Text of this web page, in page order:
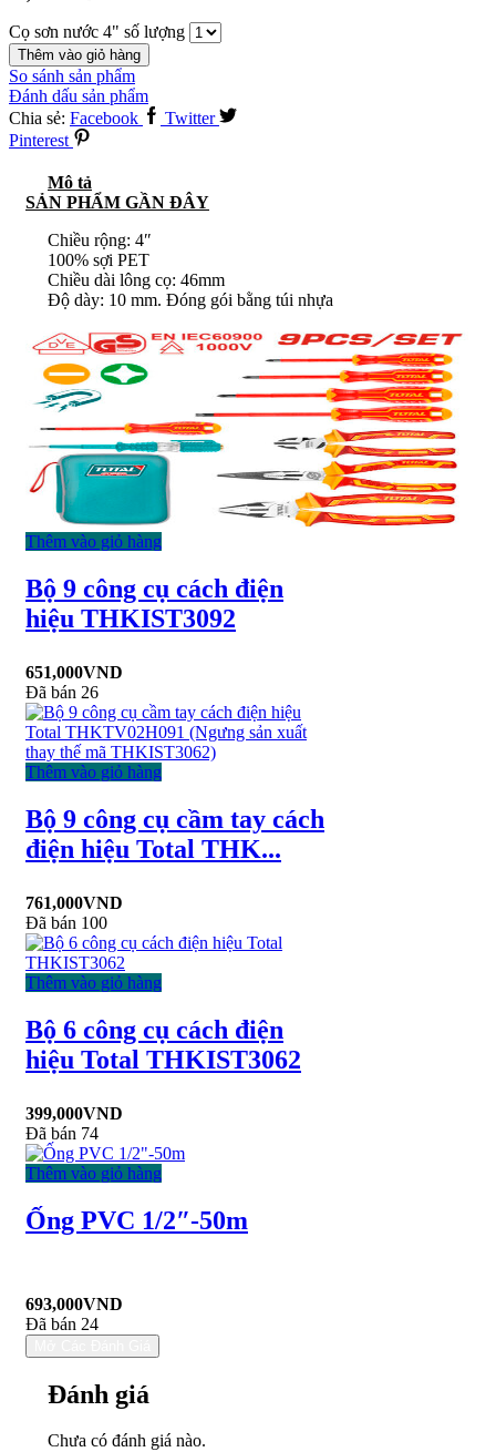
Cọ sơn nước 4" số lượng
Thêm vào giỏ hàng
So sánh sản phẩm
Đánh dấu sản phẩm
Chia sẻ: Facebook
Twitter
Pinterest
Mô tả
SẢN PHẨM GẦN ĐÂY
Chiều rộng: 4″
100% sợi PET
Chiều dài lông cọ: 46mm
Độ dày: 10 mm. Đóng gói bằng túi nhựa
Thêm vào giỏ hàng
Bộ 9 công cụ cách điện
hiệu THKIST3092
651,000VND
Đã bán 26
Thêm vào giỏ hàng
Bộ 9 công cụ cầm tay cách
điện hiệu Total THK...
761,000VND
Đã bán 100
Thêm vào giỏ hàng
Bộ 6 công cụ cách điện
hiệu Total THKIST3062
399,000VND
Đã bán 74
Thêm vào giỏ hàng
Ống PVC 1/2″-50m
693,000VND
Đã bán 24
Đánh giá
Chưa có đánh giá nào.